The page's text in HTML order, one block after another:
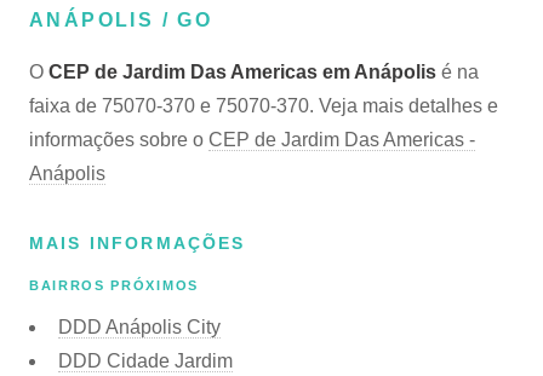
ANÁPOLIS / GO
O CEP de Jardim Das Americas em Anápolis é na
faixa de 75070-370 e 75070-370. Veja mais detalhes e
informações sobre o CEP de Jardim Das Americas -
Anápolis
MAIS INFORMAÇÕES
BAIRROS PRÓXIMOS
DDD Anápolis City
DDD Cidade Jardim